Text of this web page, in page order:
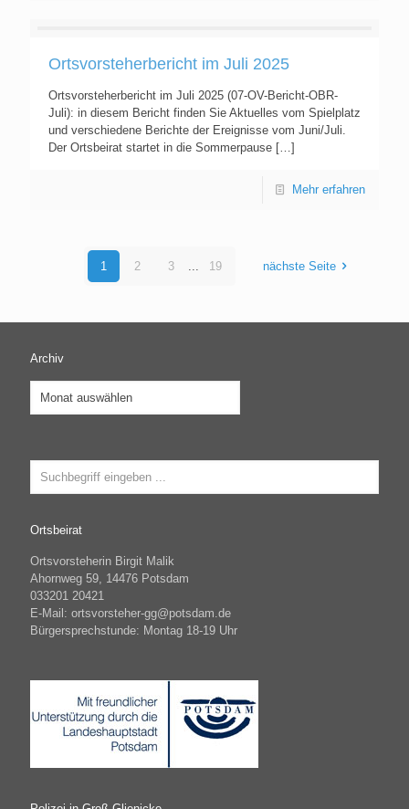
Ortsvorsteherbericht im Juli 2025
Ortsvorsteherbericht im Juli 2025 (07-OV-Bericht-OBR-
Juli): in diesem Bericht finden Sie Aktuelles vom Spielplatz
und verschiedene Berichte der Ereignisse vom Juni/Juli.
Der Ortsbeirat startet in die Sommerpause […]
Mehr erfahren
1 2 3 19 nächste Seite
Archiv
Ortsbeirat
Ortsvorsteherin Birgit Malik
Ahornweg 59, 14476 Potsdam
033201 20421
E-Mail: ortsvorsteher-gg@potsdam.de
Bürgersprechstunde: Montag 18-19 Uhr